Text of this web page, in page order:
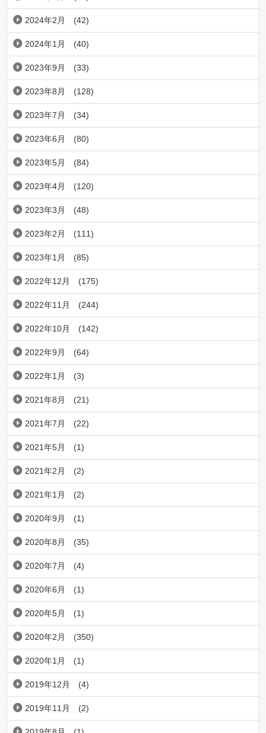
2024年2月 (42)
2024年1月 (40)
2023年9月 (33)
2023年8月 (128)
2023年7月 (34)
2023年6月 (80)
2023年5月 (84)
2023年4月 (120)
2023年3月 (48)
2023年2月 (111)
2023年1月 (85)
2022年12月 (175)
2022年11月 (244)
2022年10月 (142)
2022年9月 (64)
2022年1月 (3)
2021年8月 (21)
2021年7月 (22)
2021年5月 (1)
2021年2月 (2)
2021年1月 (2)
2020年9月 (1)
2020年8月 (35)
2020年7月 (4)
2020年6月 (1)
2020年5月 (1)
2020年2月 (350)
2020年1月 (1)
2019年12月 (4)
2019年11月 (2)